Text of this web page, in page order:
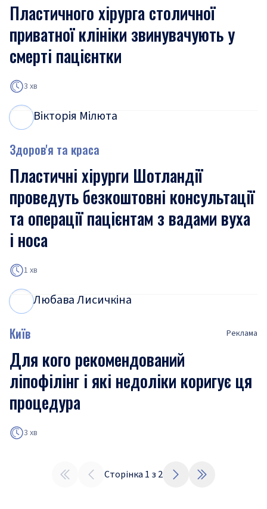
Пластичного хірурга столичної
приватної клініки звинувачують у
смерті пацієнтки
3 хв
Вікторія Мілюта
Здоров'я та краса
Пластичні хірурги Шотландії
проведуть безкоштовні консультації
та операції пацієнтам з вадами вуха
і носа
1 хв
Любава Лисичкіна
Київ Реклама
Для кого рекомендований
ліпофілінг і які недоліки коригує ця
процедура
3 хв
Сторінка 1 з 2